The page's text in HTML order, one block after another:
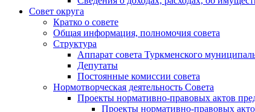
Совет округа
Кратко о совете
Общая информация, полномочия совета
Структура
Аппарат совета Туркменского
Депутаты
Постоянные комиссии совета
Нормотворческая деятельность Совета
Проекты нормативно-правовых актов
Проекты нормативно-правовых